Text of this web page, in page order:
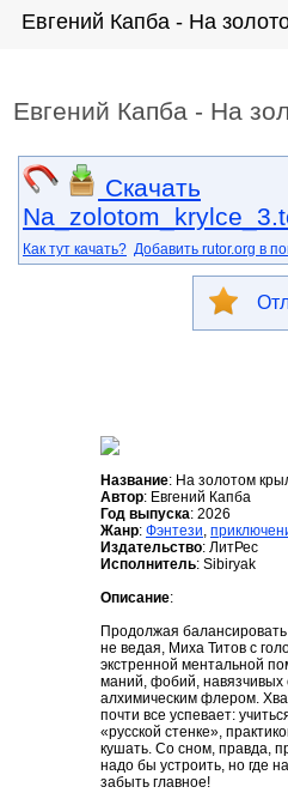
Евгений Капба - На
Евгений Капба - На
Скачать
Как тут качать? Добавить rutor.org в
Название: На золотом
Автор: Евгений Капба
Год выпуска: 2026
Жанр: Фэнтези,
Издательство: ЛитРес
Исполнитель: Sibiryak
Описание:
Продолжая
не ведая, Миха Титов с
экстренной ментальной
маний, фобий, навязчивых
алхимическим флером.
почти все успевает:
«русской стенке»,
кушать. Со сном, правда,
надо бы устроить, но где
забыть главное!